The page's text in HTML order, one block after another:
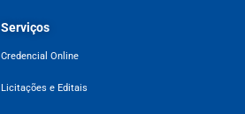
Serviços
Credencial Online
Licitações e Editais